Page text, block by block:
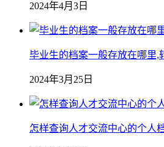
2024年4月3日
毕业生的档案一般存放在哪里,
2024年3月25日
怎样查询人才交流中心的个人